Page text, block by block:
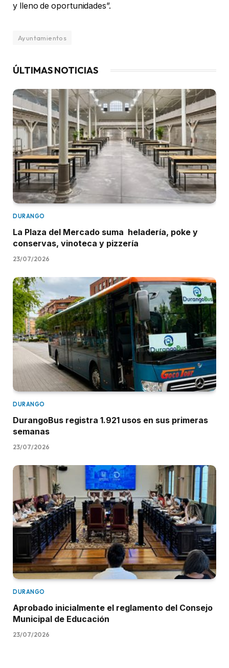
y lleno de oportunidades”.
Ayuntamientos
ÚLTIMAS NOTICIAS
DURANGO
La Plaza del Mercado suma heladería, poke y
conservas, vinoteca y pizzería
23/07/2026
DURANGO
DurangoBus registra 1.921 usos en sus primeras
semanas
23/07/2026
DURANGO
Aprobado inicialmente el reglamento del Consejo
Municipal de Educación
23/07/2026